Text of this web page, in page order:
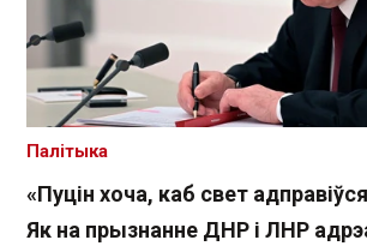
«Пуцін хоча, каб свет
Як на прызнанне ДНР і ЛНР
Палітыка